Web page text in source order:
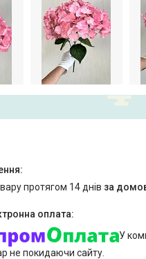
протягом 14 днів за
У
не покидаючи сайту.